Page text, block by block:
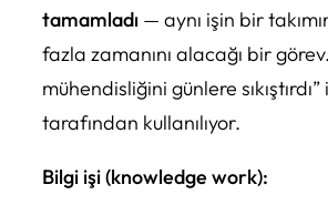
tamamladı — aynı işin bir
fazla zamanını alacağı bir görev.
mühendisliğini günlere
tarafından kullanılıyor.
Bilgi işi (knowledge work):